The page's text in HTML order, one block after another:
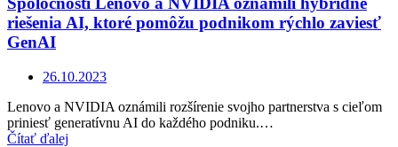
riešenia AI, ktoré pomôžu podnikom rýchlo zaviesť
GenAI
26.10.2023
Lenovo a NVIDIA oznámili rozšírenie svojho partnerstva s cieľom
priniesť generatívnu AI do každého podniku.…
Čítať ďalej